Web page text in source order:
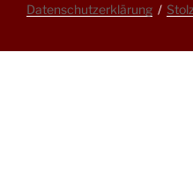
Datenschutzerklärung